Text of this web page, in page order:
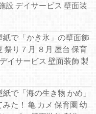
設 デイサービス 壁面装
で「かき氷」の壁面飾
祭り７月 ８月 屋台 保育
イサービス 壁面装飾 製
で「海の生き物 かめ」
た！ 亀 カメ 保育園 幼